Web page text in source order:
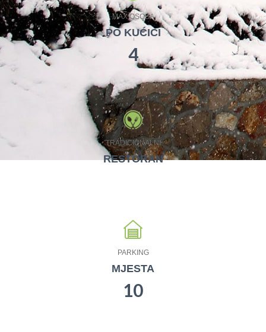
MAX OSOBA
PO KUĆICI
4
TRADICIONALNI
RESTORAN
PARKING
MJESTA
10